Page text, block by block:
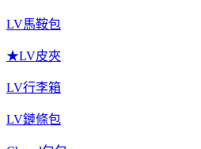
LV馬鞍包
★LV皮夾
LV行李箱
LV鏈條包